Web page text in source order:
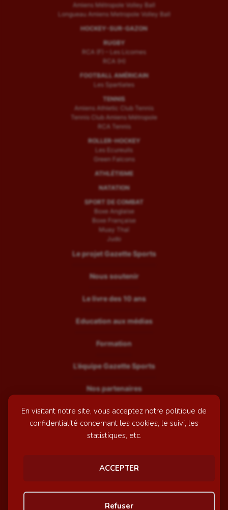
En visitant notre site, vous acceptez notre politique de
confidentialité concernant les cookies, le suivi, les
statistiques, etc.
ACCEPTER
Refuser
Amiens Métropole Volley Ball
Longueau Amiens Metropole Volley Ball
HOCKEY-SUR-GAZON
RUGBY
RCA (F) – Les Licornes
RCA (H)
FOOTBALL AMÉRICAIN
Les Spartiates
TENNIS
Amiens Athletic Club Tennis
Tennis Club Amiens Métropole
RCA Tennis
ROLLER-HOCKEY
Les Ecureuils
Green Falcons
ATHLÉTISME
NATATION
SPORT DE COMBAT
Boxe Anglaise
Boxe Française
Muay Thaï
Judo
Le projet Gazette Sports
Nous soutenir
Le livre des 10 ans
Education aux médias
Formation
L’équipe Gazette Sports
Nos partenaires
Recrutement
Mentions légales
© GazetteSports - 2026 | Site internet réalisé par